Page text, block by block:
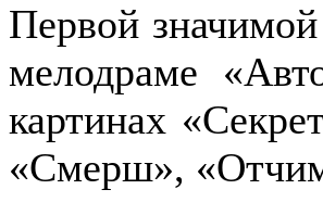
Первой
мелодраме
картинах
«Смерш»,